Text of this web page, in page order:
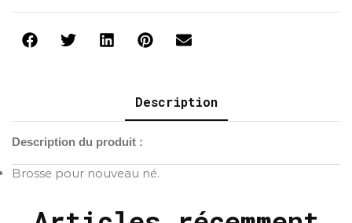
Description
Description du produit :
Brosse pour nouveau né.